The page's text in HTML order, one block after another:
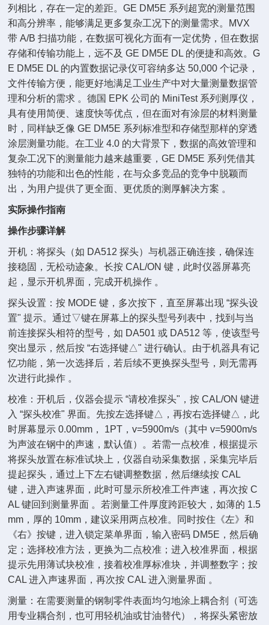
列相比，存在一定的差距。GE DM5E 系列超宽的测量范围
和高分辨率，能够满足更多复杂工况下的测量需求。MVX
带 A/B 扫描功能，在数据可视化方面有一定优势，但在数据
存储和传输功能上，远不及 GE DM5E DL 的便捷和高效。G
E DM5E DL 的内置数据记录仪可容纳多达 50,000 个记录，
文件传输方便，能更好地满足工业生产中对大量测量数据管
理和分析的需求 。德国 EPK 公司的 MiniTest 系列测厚仪，
具有使用简便、速度快等优点，但在面对有涂层的材料测量
时，同样缺乏像 GE DM5E 系列标准型和存储型那样的穿透
涂层测量功能。在工业 4.0 的大背景下，数据的高效管理和
复杂工况下的测量能力越来越重要，GE DM5E 系列凭借其
独特的功能和出色的性能，在与众多竞品的竞争中脱颖而
出，为用户提供了更全面、更优质的测厚解决方案 。
实际操作指南
操作步骤详解
开机：将探头（如 DA512 探头）与机器正确连接，确保连
接稳固，无松动迹象。长按 CAL/ON 键，此时仪器屏幕亮
起，显示开机界面，完成开机操作 。
探头设置：按 MODE 键，多次按下，直至屏幕出现 “探头设
置" 提示。通过▽键在屏幕上的探头型号列表中，找到与当
前连接探头相符的型号，如 DA501 或 DA512 等，使该型号
突出显示，然后按 “右选择键△" 进行确认。由于机器具有记
忆功能，第一次选择后，若后续不更换探头型号，则无需再
次进行此操作 。
校准：开机后，仪器会提示 “请校准探头"，按 CAL/ON 键进
入 “探头校准" 界面。先按左选择键△，再按右选择键△，此
时屏幕显示 0.00mm， 1PT，v=5900m/s（其中 v=5900m/s
为声波在钢中的声速，默认值）。若需一点校准，根据提示
将探头放置在标准试块上，仪器自动采集数据，采集完毕后
提起探头，通过上下左右键调整数据，然后继续按 CAL
键，进入声速界面，此时可显示所校准工件声速，再次按 C
AL 键回到测量界面 。若测量工件厚度跨距较大，如薄的 1.5
mm，厚的 10mm，建议采用两点校准。同时按住《左》和
《右》按键，进入锁定菜单界面，输入密码 DM5E，然后确
定；选择校准方法，更换为二点校准；进入校准界面，根据
提示先用薄试块校准，接着校准厚标准块，并调整数字；按
CAL 进入声速界面，再次按 CAL 进入测量界面 。
测量：在需要测量的钢制零件表面均匀地涂上耦合剂（可选
用专业耦合剂，也可用轻机油或甘油替代），将探头紧密放